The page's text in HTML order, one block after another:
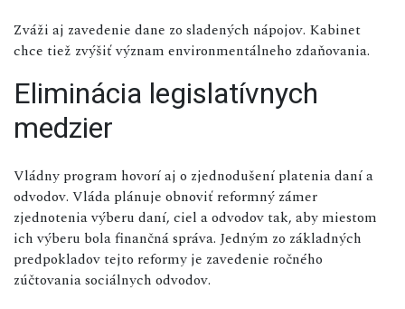
Zváži aj zavedenie dane zo sladených nápojov. Kabinet
chce tiež zvýšiť význam environmentálneho zdaňovania.
Eliminácia legislatívnych
medzier
Vládny program hovorí aj o zjednodušení platenia daní a
odvodov. Vláda plánuje obnoviť reformný zámer
zjednotenia výberu daní, ciel a odvodov tak, aby miestom
ich výberu bola finančná správa. Jedným zo základných
predpokladov tejto reformy je zavedenie ročného
zúčtovania sociálnych odvodov.